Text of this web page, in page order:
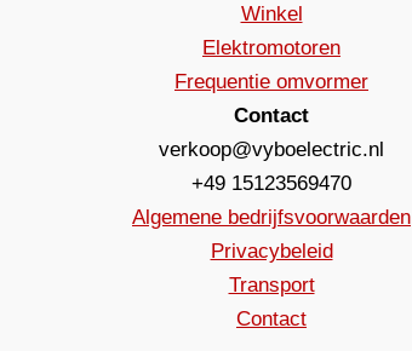
Winkel
Elektromotoren
Frequentie omvormer
Contact
verkoop@vyboelectric.nl
+49 15123569470
Algemene bedrijfsvoorwaarden
Privacybeleid
Transport
Contact